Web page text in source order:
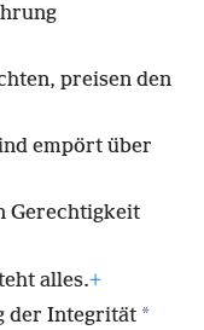
preisen den
empört über
Gerechtigkeit
alles.+
der Integrität *